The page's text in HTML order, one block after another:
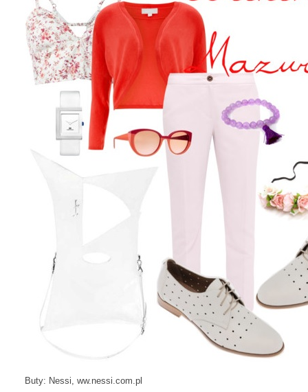
Buty: Nessi, ww.nessi.com.pl